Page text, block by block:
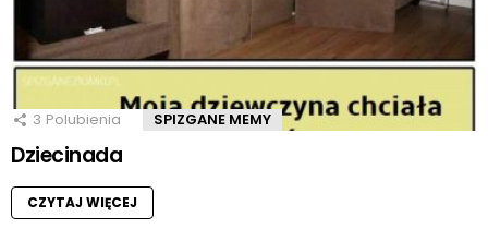
3 Polubienia SPIZGANE MEMY
Dziecinada
CZYTAJ WIĘCEJ